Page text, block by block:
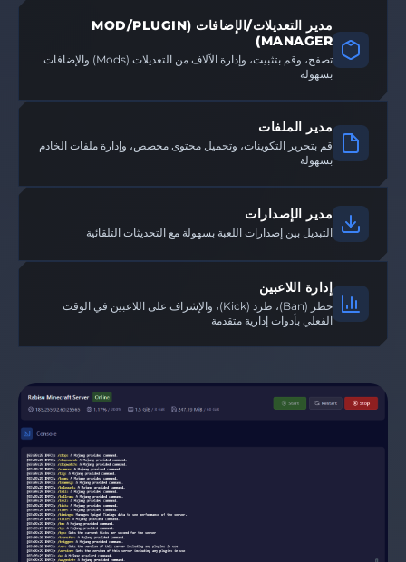
مدير التعديلات/الإضافات (MOD/PLUGIN
MANAGER)
تصفح، وقم بتثبيت، وإدارة الآلاف من التعديلات (Mods) والإضافات
بسهولة
مدير الملفات
قم بتحرير التكوينات، وتحميل محتوى مخصص، وإدارة ملفات الخادم
بسهولة
مدير الإصدارات
التبديل بين إصدارات اللعبة بسهولة مع التحديثات التلقائية
إدارة اللاعبين
حظر (Ban)، طرد (Kick)، والإشراف على اللاعبين في الوقت
الفعلي بأدوات إدارية متقدمة